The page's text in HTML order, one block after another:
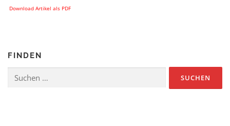
Download Artikel als PDF
FINDEN
nach: